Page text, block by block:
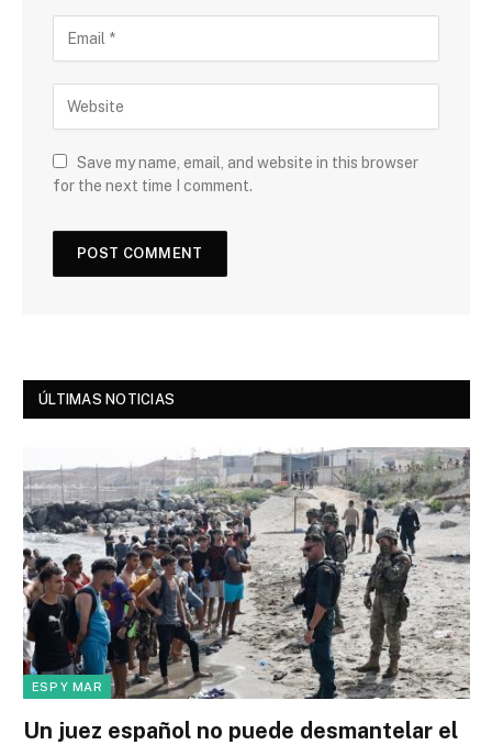
Save my name, email, and website in this browser
for the next time I comment.
ÚLTIMAS NOTICIAS
ESP Y MAR
Un juez español no puede desmantelar el